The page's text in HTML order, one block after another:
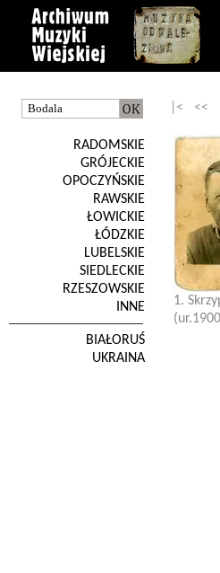
RADOMSKIE
GRÓJECKIE
OPOCZYŃSKIE
RAWSKIE
ŁOWICKIE
ŁÓDZKIE
LUBELSKIE
SIEDLECKIE
RZESZOWSKIE
INNE
BIAŁORUŚ
UKRAINA
|< <<
1.